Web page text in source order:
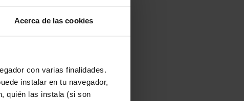
Acerca de las cookies
con varias finalidades.
instalar en tu navegador,
quién las instala (si son
les